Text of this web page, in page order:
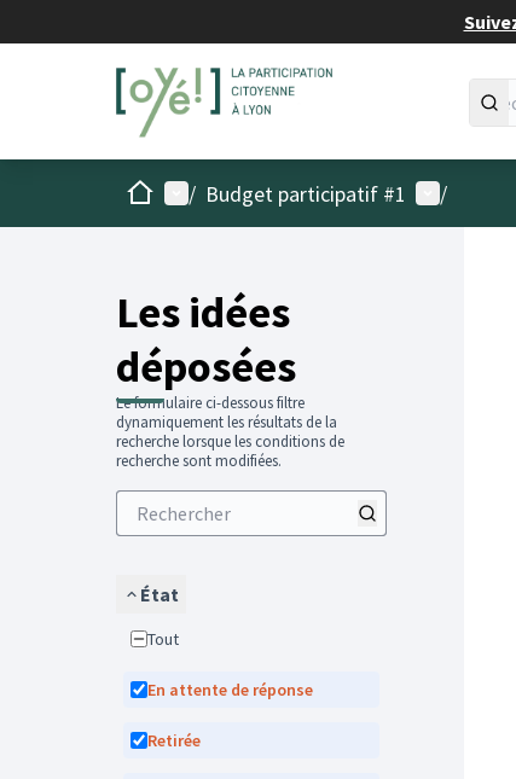
AccueilMenu principal
/ Budget participatif #1 Menu
/
Les idées
déposées
Le formulaire ci-dessous filtre
dynamiquement les résultats de la
recherche lorsque les conditions de
recherche sont modifiées.
État
Tout
En attente de réponse
Retirée